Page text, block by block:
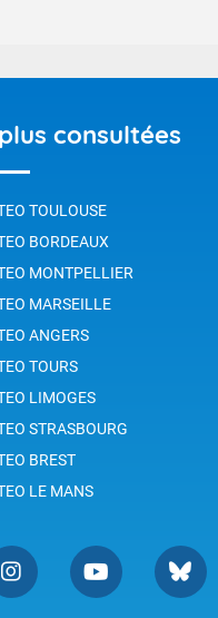
consultées
TOULOUSE
BORDEAUX
MONTPELLIER
MARSEILLE
ANGERS
TOURS
LIMOGES
STRASBOURG
BREST
LE MANS